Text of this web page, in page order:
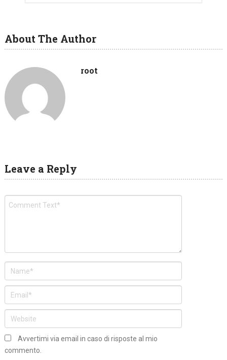
About The Author
root
Leave a Reply
Avvertimi via email in caso di risposte al mio
commento.